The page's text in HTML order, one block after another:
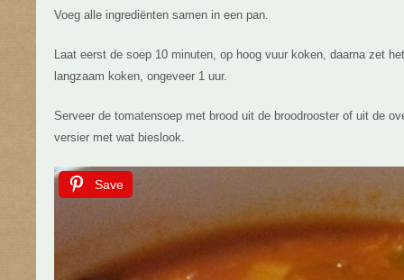
Voeg alle ingrediënten samen in een pan.
Laat eerst de soep 10 minuten, op hoog vuur koken, daarna zet
langzaam koken, ongeveer 1 uur.
Serveer de tomatensoep met brood uit de broodrooster of uit de
versier met wat bieslook.
Save